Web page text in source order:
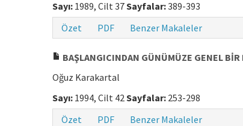
Sayı: 1989, Cilt 37Sayfalar:389-393
Özet
PDF Benzer Makaleler
BAŞLANGICINDAN GÜNÜMÜZE GENEL
Oğuz Karakartal
Sayı: 1994, Cilt 42Sayfalar: 253-298
Özet
PDF Benzer Makaleler